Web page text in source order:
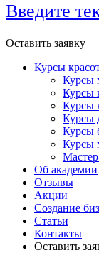
Введите
Оставить заявку
Курсы
Курсы
Курсы
Курсы
Курсы
Курсы
Курсы
Об академии
Отзывы
Акции
Создание
Статьи
Контакты
Оставить